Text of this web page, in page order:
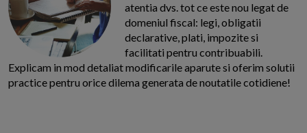
atentia dvs. tot ce este nou legat de
domeniul fiscal: legi, obligatii
declarative, plati, impozite si
facilitati pentru contribuabili.
Explicam in mod detaliat modificarile aparute si oferim solutii
practice pentru orice dilema generata de noutatile cotidiene!